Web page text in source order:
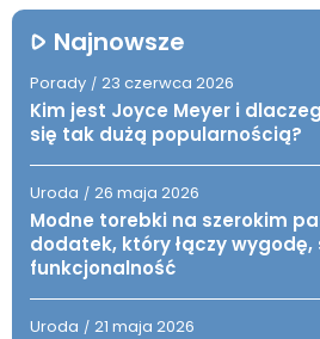
Najnowsze
Porady / 23 czerwca 2026
Kim jest Joyce Meyer i
się tak dużą popularnością?
Uroda / 26 maja 2026
Modne torebki na szerokim
dodatek, który łączy
funkcjonalność
Uroda / 21 maja 2026